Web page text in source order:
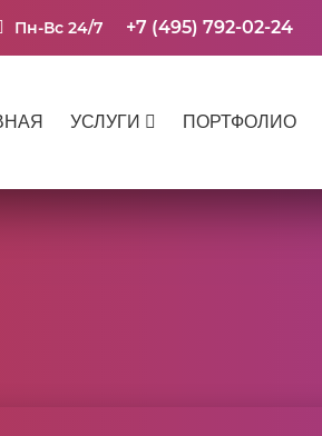
Пн-Вс 24/7 +7 (495) 792-02-24
УСЛУГИ ПОРТФОЛИО